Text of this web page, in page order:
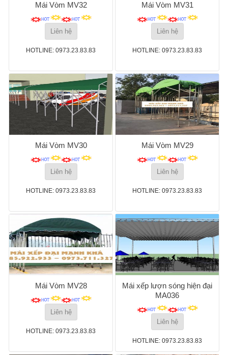
Mái Vòm MV32
Liên hệ
HOTLINE: 0973.23.83.83
Mái Vòm MV31
Liên hệ
HOTLINE: 0973.23.83.83
Mái Vòm MV30
Liên hệ
HOTLINE: 0973.23.83.83
Mái Vòm MV29
Liên hệ
HOTLINE: 0973.23.83.83
Mái Vòm MV28
Liên hệ
HOTLINE: 0973.23.83.83
Mái xếp lượn sóng hiện đại
MA036
Liên hệ
HOTLINE: 0973.23.83.83